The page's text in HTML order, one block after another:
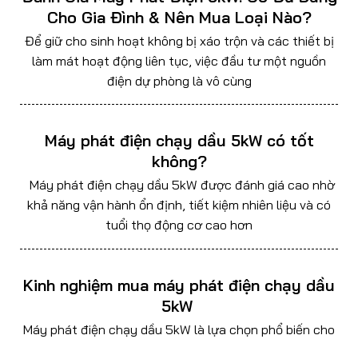
Cho Gia Đình & Nên Mua Loại Nào?
Để giữ cho sinh hoạt không bị xáo trộn và các thiết bị
làm mát hoạt động liên tục, việc đầu tư một nguồn
điện dự phòng là vô cùng
Máy phát điện chạy dầu 5kW có tốt
không?
Máy phát điện chạy dầu 5kW được đánh giá cao nhờ
khả năng vận hành ổn định, tiết kiệm nhiên liệu và có
tuổi thọ động cơ cao hơn
Kinh nghiệm mua máy phát điện chạy dầu
5kW
Máy phát điện chạy dầu 5kW là lựa chọn phổ biến cho